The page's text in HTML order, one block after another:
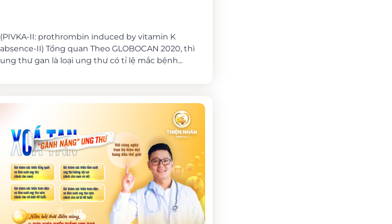
(PIVKA-II: prothrombin induced by vitamin K
absence-II) Tổng quan Theo GLOBOCAN 2020, thì
ung thư gan là loại ung thư có tỉ lệ mắc bệnh...